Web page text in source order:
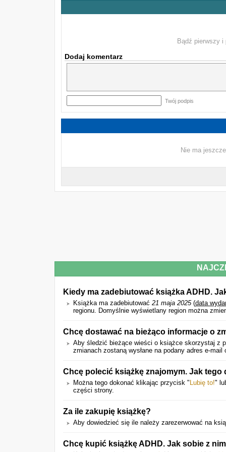
Bądź pierwszy i
Dodaj komentarz
Twój podpis
Nie ma
Kiedy ma zadebiutować książka ADHD.
Książka ma zadebiutować 21 maja 2025(data
regionu. Domyślnie wyświetlany region można
Chcę dostawać na bieżąco informacje o
Aby śledzić bieżące wieści o książce skorzystaj z
zmianach zostaną wysłane na podany adres e-
Chcę polecić książkę znajomym. Jak tego
Można tego dokonać klikając przycisk " Lubię to!"
części strony.
Za ile zakupię książkę?
Aby dowiedzieć się ile należy zarezerwować na
Chcę kupić książkę ADHD. Jak sobie z